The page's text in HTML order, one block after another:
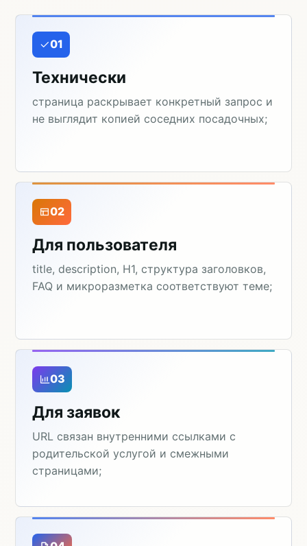
01
Технически
страница раскрывает конкретный запрос и
не выглядит копией соседних посадочных;
02
Для пользователя
title, description, H1, структура заголовков,
FAQ и микроразметка соответствуют теме;
03
Для заявок
URL связан внутренними ссылками с
родительской услугой и смежными
страницами;